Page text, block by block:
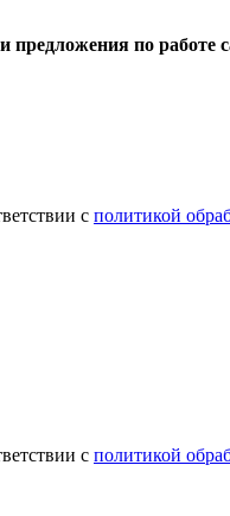
по работе
с политикой
с политикой